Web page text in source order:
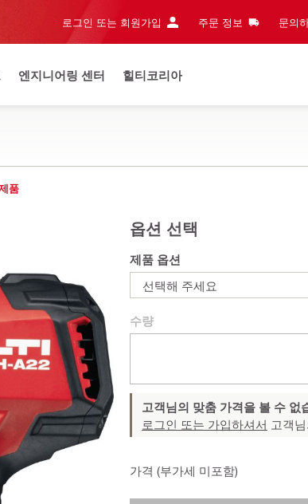
로그인 또는 회원가입 주문 정보 문의
엔지니어링 센터 힐티코리아
품
옵션 선택
제품 옵션
선택해 주세요
수량
고객님의 맞춤 가격을 볼 수 없
로그인 또는 가입하셔서 고객
가격 (부가세 미포함)